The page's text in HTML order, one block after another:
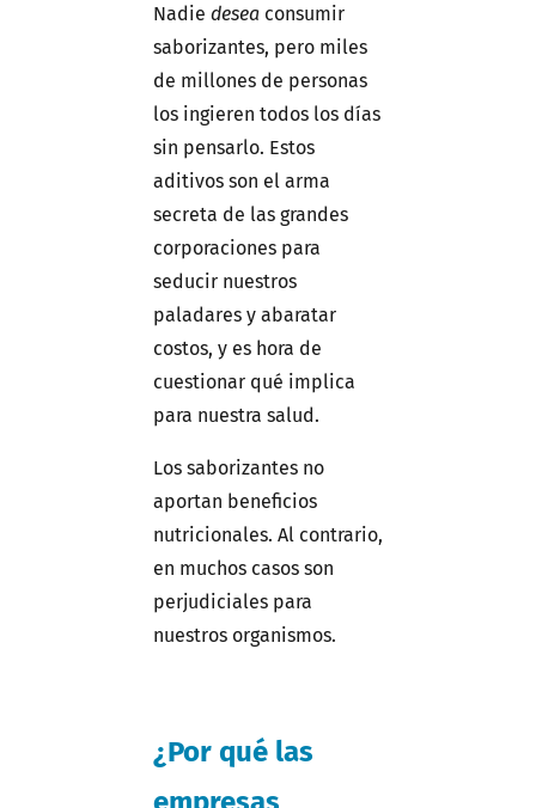
Nadie desea consumir
saborizantes, pero miles
de millones de personas
los ingieren todos los días
sin pensarlo. Estos
aditivos son el arma
secreta de las grandes
corporaciones para
seducir nuestros
paladares y abaratar
costos, y es hora de
cuestionar qué implica
para nuestra salud.
Los saborizantes no
aportan beneficios
nutricionales. Al contrario,
en muchos casos son
perjudiciales para
nuestros organismos.
¿Por qué las